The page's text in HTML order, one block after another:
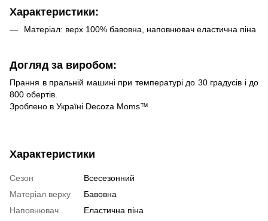
Характеристики:
Матеріал: верх 100% бавовна, наповнювач еластична піна
Догляд за виробом:
Прання в пральній машині при температурі до 30 градусів і до
800 обертів.
Зроблено в Україні Decoza Moms™
Характеристики
Сезон
Всесезонний
Матеріал верху
Бавовна
Наповнювач
Еластична піна